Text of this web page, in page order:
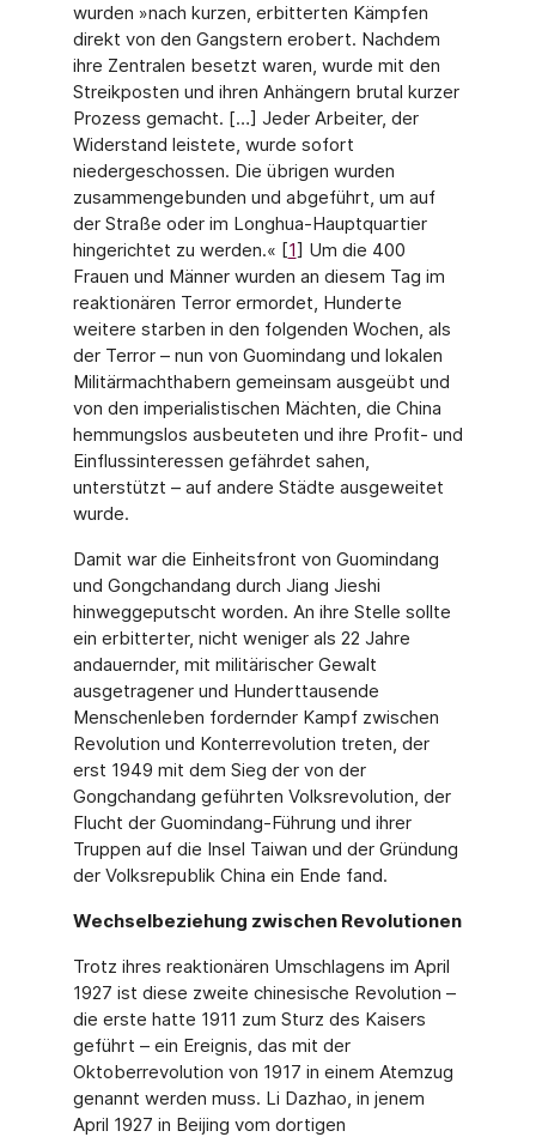
wurden »nach kurzen, erbitterten Kämpfen
direkt von den Gangstern erobert. Nachdem
ihre Zentralen besetzt waren, wurde mit den
Streikposten und ihren Anhängern brutal kurzer
Prozess gemacht. […] Jeder Arbeiter, der
Widerstand leistete, wurde sofort
niedergeschossen. Die übrigen wurden
zusammengebunden und abgeführt, um auf
der Straße oder im Longhua-Hauptquartier
hingerichtet zu werden.« [1] Um die 400
Frauen und Männer wurden an diesem Tag im
reaktionären Terror ermordet, Hunderte
weitere starben in den folgenden Wochen, als
der Terror – nun von Guomindang und lokalen
Militärmachthabern gemeinsam ausgeübt und
von den imperialistischen Mächten, die China
hemmungslos ausbeuteten und ihre Profit- und
Einflussinteressen gefährdet sahen,
unterstützt – auf andere Städte ausgeweitet
wurde.
Damit war die Einheitsfront von Guomindang
und Gongchandang durch Jiang Jieshi
hinweggeputscht worden. An ihre Stelle sollte
ein erbitterter, nicht weniger als 22 Jahre
andauernder, mit militärischer Gewalt
ausgetragener und Hunderttausende
Menschenleben fordernder Kampf zwischen
Revolution und Konterrevolution treten, der
erst 1949 mit dem Sieg der von der
Gongchandang geführten Volksrevolution, der
Flucht der Guomindang-Führung und ihrer
Truppen auf die Insel Taiwan und der Gründung
der Volksrepublik China ein Ende fand.
Wechselbeziehung zwischen Revolutionen
Trotz ihres reaktionären Umschlagens im April
1927 ist diese zweite chinesische Revolution –
die erste hatte 1911 zum Sturz des Kaisers
geführt – ein Ereignis, das mit der
Oktoberrevolution von 1917 in einem Atemzug
genannt werden muss. Li Dazhao, in jenem
April 1927 in Beijing vom dortigen